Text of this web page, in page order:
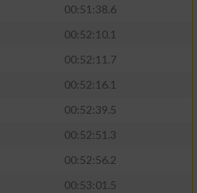
00:51:38.6
00:52:10.1
00:52:11.7
00:52:16.1
00:52:39.5
00:52:51.3
00:52:56.2
00:53:01.5